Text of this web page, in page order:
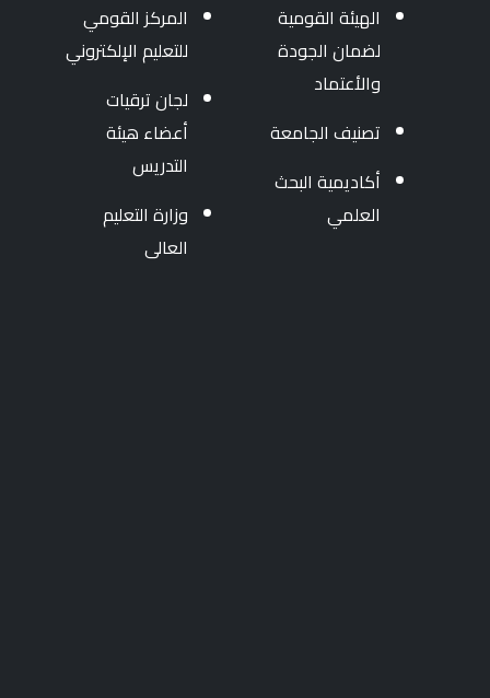
الهيئة القومية
لضمان الجودة
والأعتماد
تصنيف الجامعة
أكاديمية البحث
العلمي
المركز القومي
للتعليم الإلكتروني
لجان ترقيات
أعضاء هيئة
التدريس
وزارة التعليم
العالى